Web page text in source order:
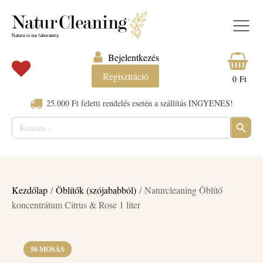
25.000 Ft feletti rendelés esetén a szállítás INGYENES!
Keresés:
SEARCH
BUTTON
Bejelentkezés
Regisztráció
0 Ft
Kezdőlap /Öblítők (szójababból) / Naturcleaning Öblítő
koncentrátum Citrus & Rose 1 liter
50 MOSÁS